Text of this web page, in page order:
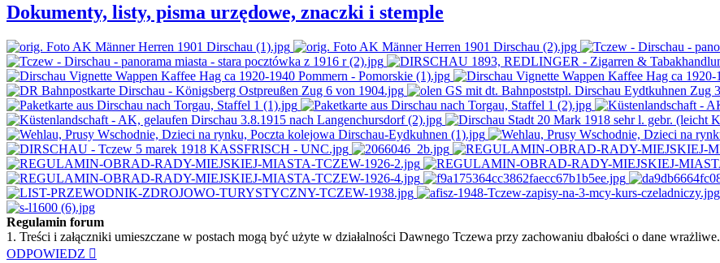
Dokumenty, listy, pisma urzędowe, znaczki i stemple
Regulamin forum
1. Treści i załączniki umieszczane w postach mogą być użyte w działalności Dawnego Tczewa przy zachowaniu dbałości o dane wrażliwe.
ODPOWIEDZ